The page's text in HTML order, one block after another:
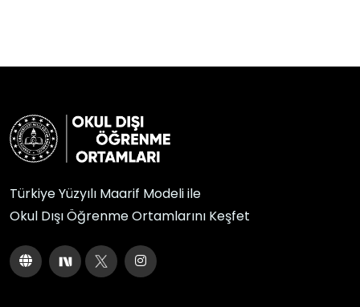
Türkiye Yüzyılı Maarif Modeli ile
Okul Dışı Öğrenme Ortamlarını Keşfet